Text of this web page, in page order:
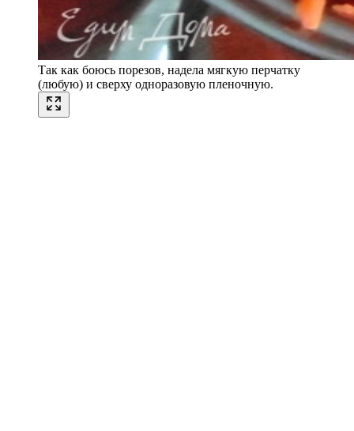
Так как боюсь порезов, надела мягкую перчатку
(любую) и сверху одноразовую пленочную.